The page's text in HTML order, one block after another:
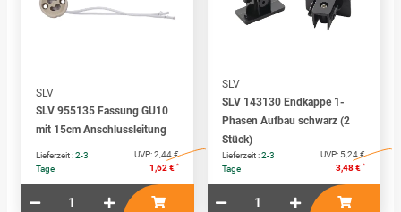
SLV
SLV 955135 Fassung GU10
mit 15cm Anschlussleitung
Lieferzeit :2-3
Tage
UVP:2,44 €
1,62 € *
SLV
SLV 143130 Endkappe 1-
Phasen Aufbau schwarz (2
Stück)
Lieferzeit :2-3
Tage
UVP: 5,24 €
3,48 € *